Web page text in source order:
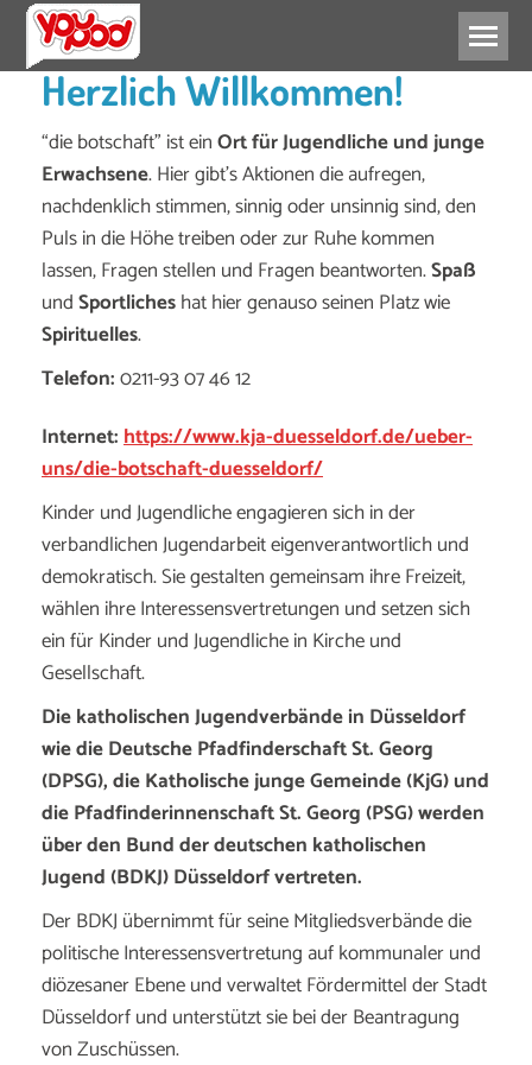
Herzlich Willkommen!
“die botschaft” ist einOrt für Jugendliche und junge
Erwachsene. Hier gibt’s Aktionen die aufregen,
nachdenklich stimmen, sinnig oder unsinnig sind, den
Puls in die Höhe treiben oder zur Ruhe kommen
lassen, Fragen stellen und Fragen beantworten.Spaß
undSportlicheshat hier genauso seinen Platz wie
Spirituelles.
Telefon:0211-93 07 46 12
Internet:https://www.kja-duesseldorf.de/ueber-
uns/die-botschaft-duesseldorf/
Kinder und Jugendliche engagieren sich in der
verbandlichen Jugendarbeit eigenverantwortlich und
demokratisch. Sie gestalten gemeinsam ihre Freizeit,
wählen ihre Interessensvertretungen und setzen sich
ein für Kinder und Jugendliche in Kirche und
Gesellschaft.
Die katholischen Jugendverbände in Düsseldorf
wie die Deutsche Pfadfinderschaft St. Georg
(DPSG), die Katholische junge Gemeinde (KjG) und
die Pfadfinderinnenschaft St. Georg (PSG) werden
über den Bund der deutschen katholischen
Jugend (BDKJ) Düsseldorf vertreten.
Der BDKJ übernimmt für seine Mitgliedsverbände die
politische Interessensvertretung auf kommunaler und
diözesaner Ebene und verwaltet Fördermittel der Stadt
Düsseldorf und unterstützt sie bei der Beantragung
von Zuschüssen.